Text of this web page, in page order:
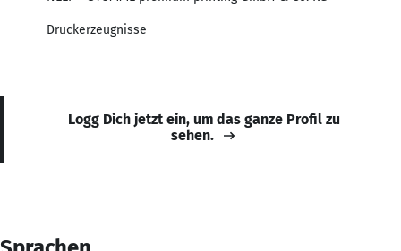
Druckerzeugnisse
Logg Dich jetzt ein, um das ganze Profil zu
sehen.